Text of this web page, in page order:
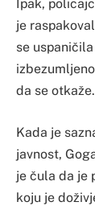
Ipak,
je
se
da se otkaže.
Kada je
javnost,
je čula da je
koju je